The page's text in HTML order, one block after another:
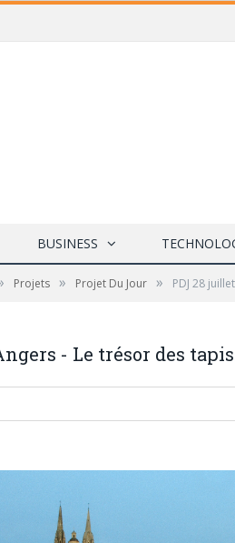
BUSINESS
Projets » Projet Du Jour » PDJ 28
- Le trésor des